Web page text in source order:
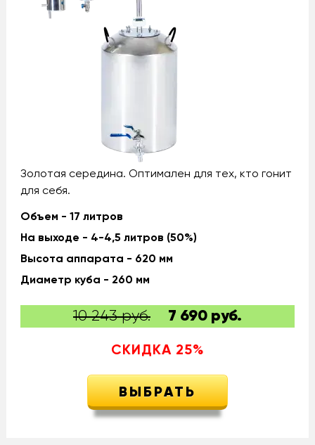
Золотая середина. Оптимален для тех, кто гонит
для себя.
Объем - 17 литров
На выходе - 4-4,5 литров (50%)
Высота аппарата - 620 мм
Диаметр куба - 260 мм
10 243 руб. 7 690руб.
СКИДКА 25%
ВЫБРАТЬ